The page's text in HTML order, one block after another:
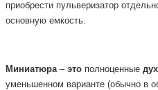
приобрести пульверизатор
основную емкость.
Миниатюра – это полноценные
уменьшенном варианте (обычно в